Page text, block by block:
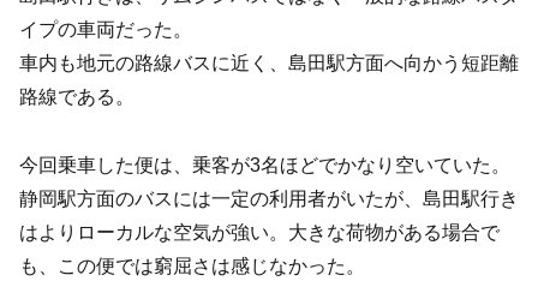
イプの車両だった。
車内も地元の路線バスに近く、島田駅方面へ向かう短距離
路線である。
今回乗車した便は、乗客が3名ほどでかなり空いていた。
静岡駅方面のバスには一定の利用者がいたが、島田駅行き
はよりローカルな空気が強い。大きな荷物がある場合で
も、この便では窮屈さは感じなかった。